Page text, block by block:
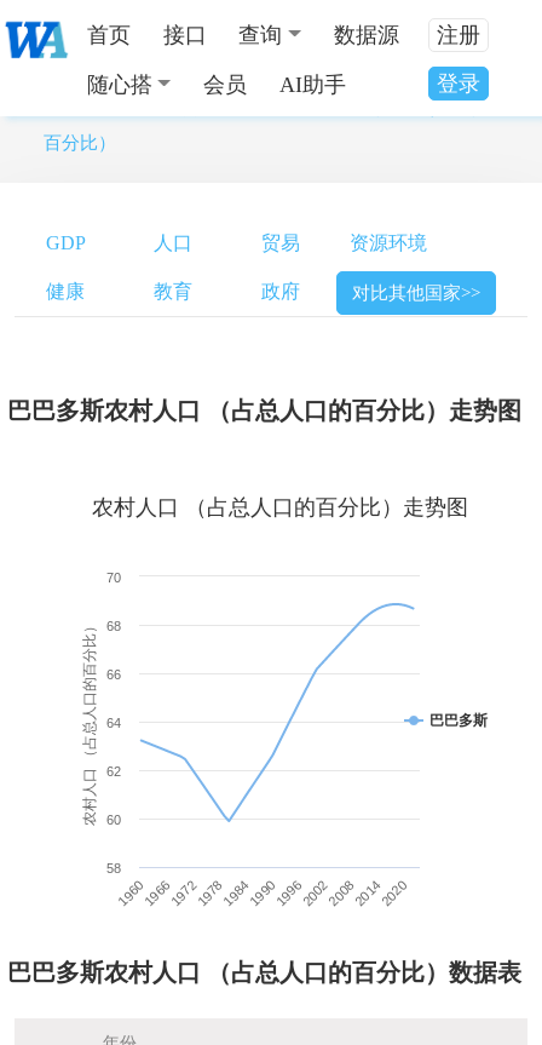
首页 接口 查询 数据源
随心搭 会员 AI助手
注册
登录
百分比）
GDP 人口 贸易 资源环境
健康 教育 政府 对比其他国家>>
巴巴多斯农村人口 （占总人口的百分比）走势图
农村人口 （占总人口的百分比）
农村人口 （占总人口的百分比）走势图
巴巴多斯
19601966197219781984199019962002200820142020
58
60
62
64
66
68
70
巴巴多斯农村人口 （占总人口的百分比）数据表